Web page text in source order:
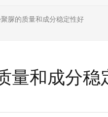
脲的质量和成分稳定性好
量和成分稳